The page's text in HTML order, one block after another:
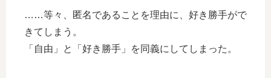
……等々、匿名であることを理由に、好き勝手がで
きてしまう。
「自由」と「好き勝手」を同義にしてしまった。